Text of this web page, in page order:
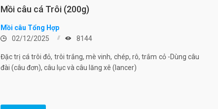
Mồi câu cá Trôi (200g)
Mồi câu Tổng Hợp
02/12/2025
8144
Đặc trị cá trôi đỏ, trôi trắng, mè vinh, chép, rô, trắm cỏ -Dùng câu
đài (câu đơn), câu lục và câu lăng xê (lancer)